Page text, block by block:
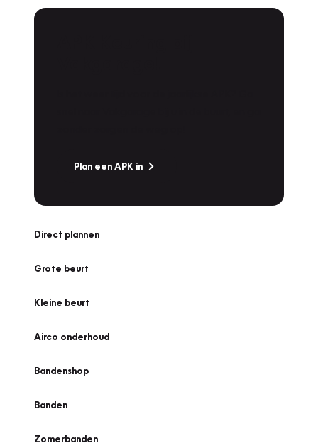
Plan een APK in
Direct plannen
Grote beurt
Kleine beurt
Airco onderhoud
Bandenshop
Banden
Zomerbanden